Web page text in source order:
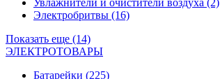
Увлажнители и очистители воздуха (2)
Электробритвы (16)
Показать еще (14)
ЭЛЕКТРОТОВАРЫ
Батарейки (225)